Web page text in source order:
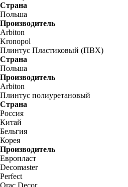
Страна
Польша
Производитель
Arbiton
Kronopol
Плинтус Пластиковый (ПВХ)
Страна
Польша
Производитель
Arbiton
Плинтус полиуретановый
Страна
Россия
Китай
Бельгия
Корея
Производитель
Европласт
Decomaster
Perfect
Orac Decor